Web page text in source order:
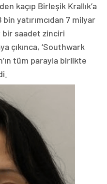
kaçıp Birleşik Krallık’a
yatırımcıdan 7 milyar
saadet zinciri
çıkınca, ‘Southwark
tüm parayla birlikte